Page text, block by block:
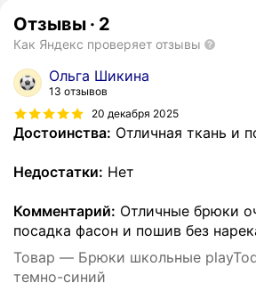
Отзывы · 2
Как Яндекс проверяет отзывы
Ольга Шикина
13 отзывов
20 декабря 2025
Достоинства: Отличная ткань и
Недостатки: Нет
Комментарий: Отличные брюки
посадка фасон и пошив без
Товар — Брюки школьные
темно-синий